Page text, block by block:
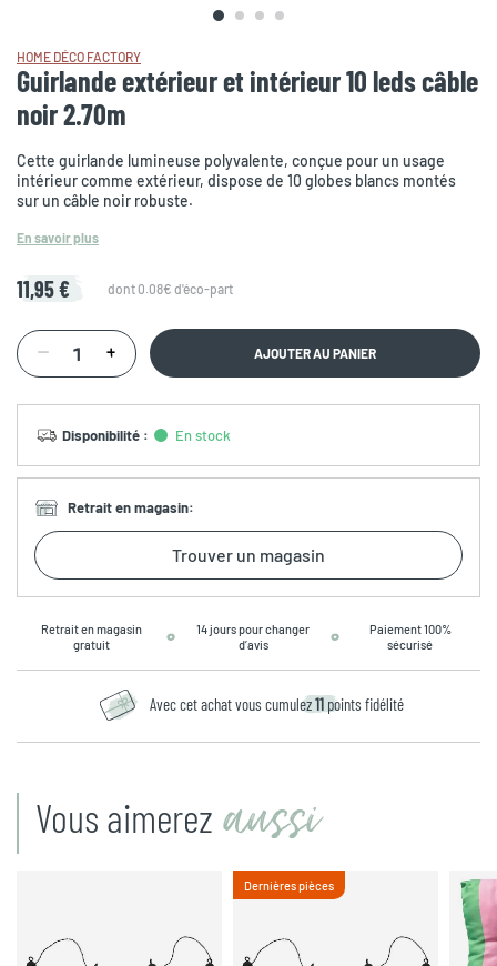
HOME DÉCO FACTORY
Guirlande extérieur et intérieur 10 leds câble
noir 2.70m
Cette guirlande lumineuse polyvalente, conçue pour un usage
intérieur comme extérieur, dispose de 10 globes blancs montés
sur un câble noir robuste.
En savoir plus
11,95 € dont 0.08€ d'éco-part
AJOUTER AU PANIER
Disponibilité : En stock
Retrait en magasin:
Trouver un magasin
Retrait en magasin
gratuit
14 jours pour changer
d’avis
Paiement 100%
sécurisé
Avec cet achat vous cumulez11 points fidélité
Vous aimerez aussi
Dernières pièces